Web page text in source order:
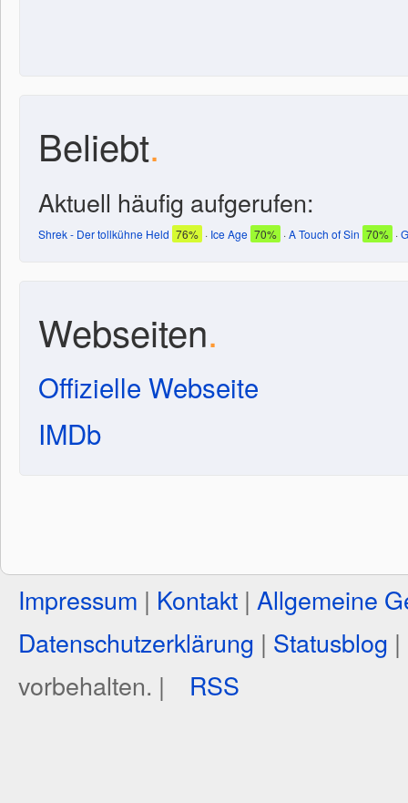
Beliebt.
Aktuell häufig aufgerufen:
Shrek - Der tollkühne Held 76% · Ice Age 70% ·A Touch of Sin 70% ·
Webseiten.
Offizielle Webseite
IMDb
Impressum | Kontakt | Allgemeine
Datenschutzerklärung | Statusblog |
vorbehalten. |
RSS